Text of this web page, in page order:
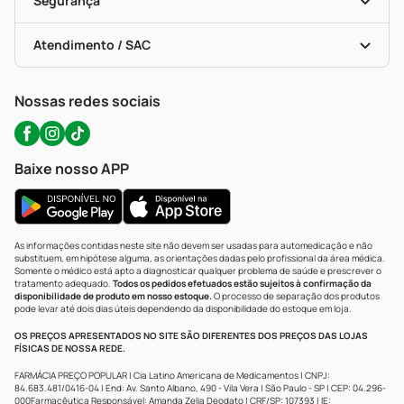
Troca E Devolução
Bulas De A A Z
Políticas De Marketplace
Testes Rápidos
Autoteste Covid-19
Certificado De Segurança
Portal Da Privacidade
Atendimento / SAC
WhatsApp (47) 9202-1687
Nossas redes sociais
Baixe nosso APP
As informações contidas neste site não devem ser usadas para automedicação e não
substituem, em hipótese alguma, as orientações dadas pelo profissional da área médica.
Somente o médico está apto a diagnosticar qualquer problema de saúde e prescrever o
tratamento adequado. Todos os pedidos efetuados estão sujeitos à confirmação da
disponibilidade de produto em nosso estoque.O processo de separação dos produtos
pode levar até dois dias úteis dependendo da disponibilidade do estoque em loja.
OS PREÇOS APRESENTADOS NO SITE SÃO DIFERENTES DOS PREÇOS DAS LOJAS
FÍSICAS DE NOSSA REDE.
FARMÁCIA PREÇO POPULAR | Cia Latino Americana de Medicamentos | CNPJ:
84.683.481/0416-04 | End: Av. Santo Albano, 490 - Vila Vera | São Paulo - SP | CEP: 04.296-
000Farmacêutica Responsável: Amanda Zelia Deodato | CRF/SP: 107393 | IE: